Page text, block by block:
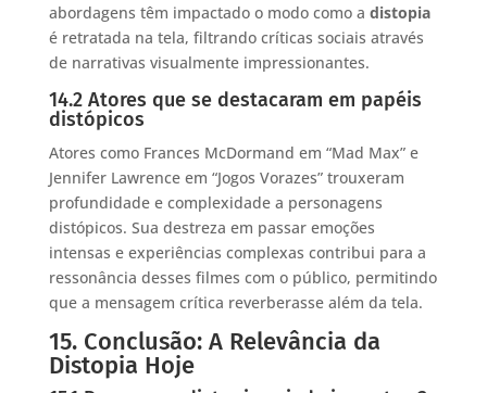
abordagens têm impactado o modo como a distopia
é retratada na tela, filtrando críticas sociais através
de narrativas visualmente impressionantes.
14.2 Atores que se destacaram em papéis
distópicos
Atores como Frances McDormand em “Mad Max” e
Jennifer Lawrence em “Jogos Vorazes” trouxeram
profundidade e complexidade a personagens
distópicos. Sua destreza em passar emoções
intensas e experiências complexas contribui para a
ressonância desses filmes com o público, permitindo
que a mensagem crítica reverberasse além da tela.
15. Conclusão: A Relevância da
Distopia Hoje